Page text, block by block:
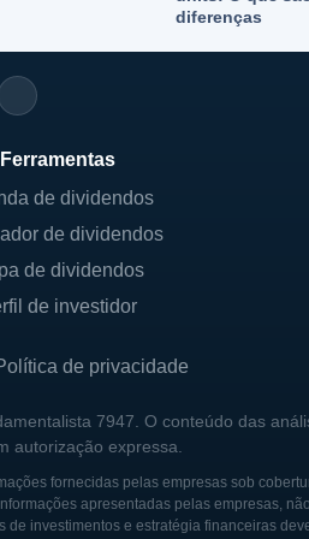
diferenças
Ferramentas
de dividendos
de dividendos
de dividendos
de investidor
de privacidade
7947. O conteúdo das
autorização expressa.
fornecidas pelas empresas sob
apresentadas pelas empresas,
investimentos e estratégia financeiras